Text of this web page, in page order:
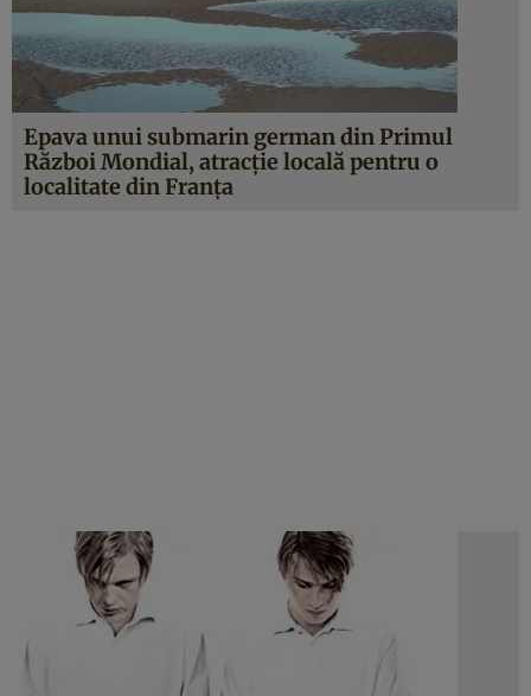
Epava unui submarin german din Primul
Război Mondial, atracţie locală pentru o
localitate din Franţa